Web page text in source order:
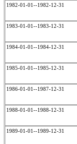
1982-01-01--1982-12-31
1983-01-01--1983-12-31
1984-01-01--1984-12-31
1985-01-01--1985-12-31
1986-01-01--1987-12-31
1988-01-01--1988-12-31
1989-01-01--1989-12-31